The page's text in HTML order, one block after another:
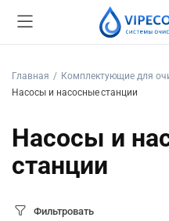
Главная
Комплектующие для
Насосы и насосные станции
Насосы и
станции
Фильтровать